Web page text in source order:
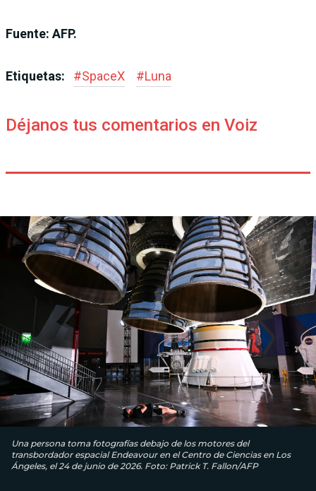
Fuente: AFP.
Etiquetas: #SpaceX #Luna
Déjanos tus comentarios en Voiz
Una persona toma fotografías debajo de los motores del
transbordador espacial Endeavour en el Centro de Ciencias en Los
Ángeles, el 24 de junio de 2026. Foto: Patrick T. Fallon/AFP